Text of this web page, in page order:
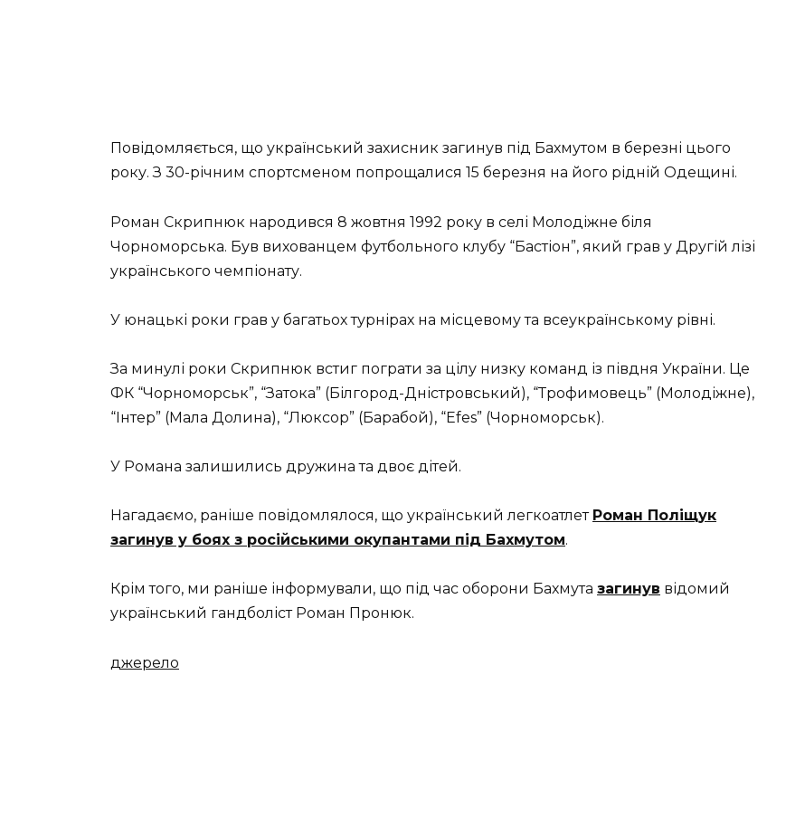
Повідомляється, що український захисник загинув під Бахмутом в березні цього
року. З 30-річним спортсменом попрощалися 15 березня на його рідній Одещині.
Роман Скрипнюк народився 8 жовтня 1992 року в селі Молодіжне біля
Чорноморська. Був вихованцем футбольного клубу “Бастіон”, який грав у Другій лізі
українського чемпіонату.
У юнацькі роки грав у багатьох турнірах на місцевому та всеукраїнському рівні.
За минулі роки Скрипнюк встиг пограти за цілу низку команд із півдня України. Це
ФК “Чорноморськ”, “Затока” (Білгород-Дністровський), “Трофимовець” (Молодіжне),
“Інтер” (Мала Долина), “Люксор” (Барабой), “Efes” (Чорноморськ).
У Романа залишились дружина та двоє дітей.
Нагадаємо, раніше повідомлялося, що український легкоатлет Роман Поліщук
загинув у боях з російськими окупантами під Бахмутом.
Крім того, ми раніше інформували, що під час оборони Бахмута загинув відомий
український гандболіст Роман Пронюк.
джерело